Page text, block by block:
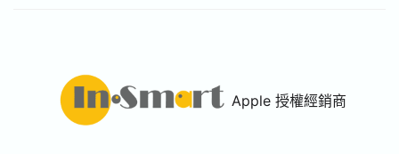
Apple 授權經銷商